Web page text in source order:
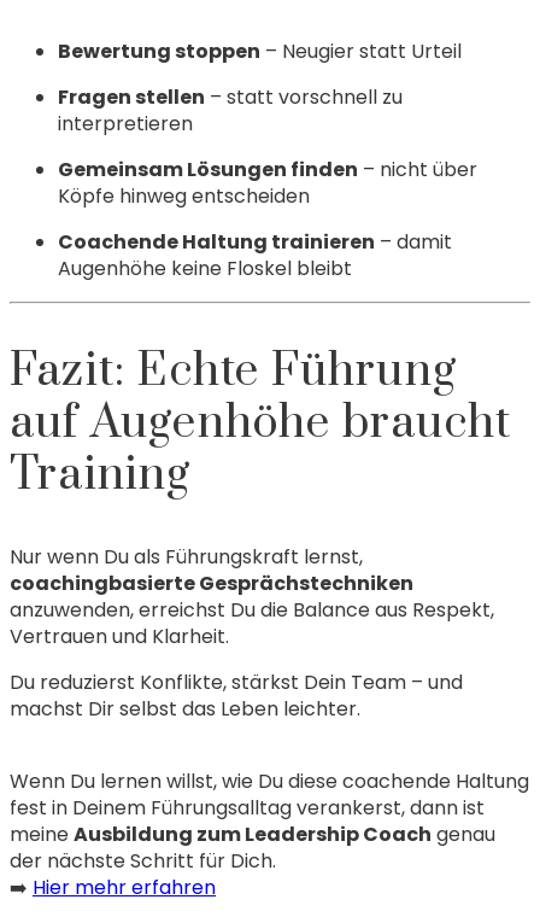
Bewertung stoppen – Neugier statt Urteil
Fragen stellen – statt vorschnell zu
interpretieren
Gemeinsam Lösungen finden – nicht über
Köpfe hinweg entscheiden
Coachende Haltung trainieren – damit
Augenhöhe keine Floskel bleibt
Fazit: Echte Führung
auf Augenhöhe braucht
Training
Nur wenn Du als Führungskraft lernst,
coachingbasierte Gesprächstechniken
anzuwenden, erreichst Du die Balance aus Respekt,
Vertrauen und Klarheit.
Du reduzierst Konflikte, stärkst Dein Team – und
machst Dir selbst das Leben leichter.
Wenn Du lernen willst, wie Du diese coachende Haltung
fest in Deinem Führungsalltag verankerst, dann ist
meineAusbildung zum Leadership Coach genau
der nächste Schritt für Dich.
➡️ Hier mehr erfahren